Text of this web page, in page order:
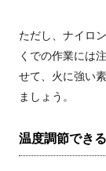
ただし、ナイロ
くでの作業には
せて、火に強い
ましょう。
温度調節でき